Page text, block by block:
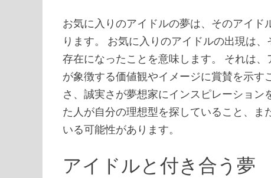
お気に入りのアイドルの夢は、そのアイ
ります。 お気に入りのアイドルの出現は
存在になったことを意味します。 それは
が象徴する価値観やイメージに賞賛を示
さ、誠実さが夢想家にインスピレーショ
た人が自分の理想型を探していること、
いる可能性があります。
アイドルと付き合う夢